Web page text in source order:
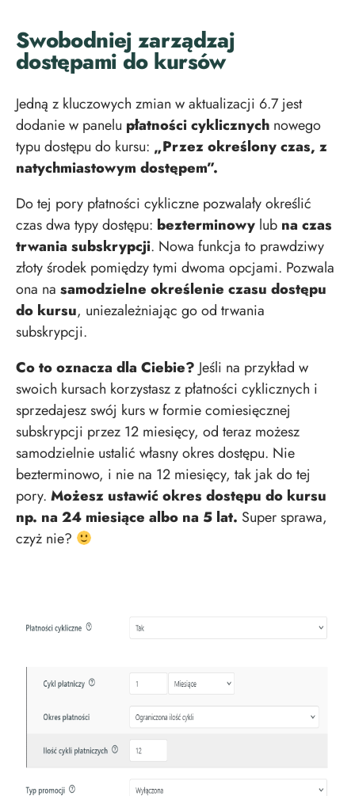
Swobodniej zarządzaj
dostępami do kursów
Jedną z kluczowych zmian w aktualizacji 6.7 jest
dodanie w panelu płatności cyklicznych nowego
typu dostępu do kursu: „Przez określony czas, z
natychmiastowym dostępem”.
Do tej pory płatności cykliczne pozwalały określić
czas dwa typy dostępu: bezterminowy lub na czas
trwania subskrypcji. Nowa funkcja to prawdziwy
złoty środek pomiędzy tymi dwoma opcjami. Pozwala
ona na samodzielne określenie czasu dostępu
do kursu, uniezależniając go od trwania
subskrypcji.
Co to oznacza dla Ciebie? Jeśli na przykład w
swoich kursach korzystasz z płatności cyklicznych i
sprzedajesz swój kurs w formie comiesięcznej
subskrypcji przez 12 miesięcy, od teraz możesz
samodzielnie ustalić własny okres dostępu. Nie
bezterminowo, i nie na 12 miesięcy, tak jak do tej
pory. Możesz ustawić okres dostępu do kursu
np. na 24 miesiące albo na 5 lat. Super sprawa,
czyż nie?